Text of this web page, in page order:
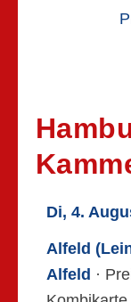
Di, 4.
Alfeld
Alfeld ·